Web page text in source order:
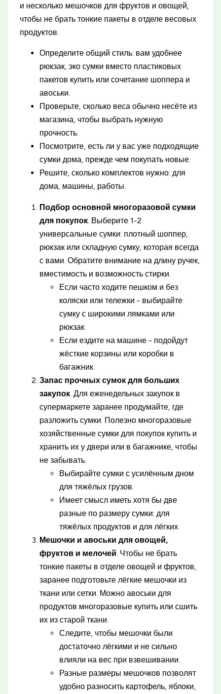
и несколько мешочков для фруктов и овощей,
чтобы не брать тонкие пакеты в отделе весовых
продуктов.
Определите общий стиль: вам удобнее
рюкзак, эко сумки вместо пластиковых
пакетов купить или сочетание шоппера и
авоськи.
Проверьте, сколько веса обычно несёте из
магазина, чтобы выбрать нужную
прочность.
Посмотрите, есть ли у вас уже подходящие
сумки дома, прежде чем покупать новые.
Решите, сколько комплектов нужно: для
дома, машины, работы.
Подбор основной многоразовой сумки
для покупок. Выберите 1-2
универсальные сумки: плотный шоппер,
рюкзак или складную сумку, которая всегда
с вами. Обратите внимание на длину ручек,
вместимость и возможность стирки.
Если часто ходите пешком и без
коляски или тележки - выбирайте
сумку с широкими лямками или
рюкзак.
Если ездите на машине - подойдут
жёсткие корзины или коробки в
багажник.
Запас прочных сумок для больших
закупок. Для еженедельных закупок в
супермаркете заранее продумайте, где
разложить сумки. Полезно многоразовые
хозяйственные сумки для покупок купить и
хранить их у двери или в багажнике, чтобы
не забывать.
Выбирайте сумки с усилённым дном
для тяжёлых грузов.
Имеет смысл иметь хотя бы две
разные по размеру сумки: для
тяжёлых продуктов и для лёгких.
Мешочки и авоськи для овощей,
фруктов и мелочей. Чтобы не брать
тонкие пакеты в отделе овощей и фруктов,
заранее подготовьте лёгкие мешочки из
ткани или сетки. Можно авоськи для
продуктов многоразовые купить или сшить
их из старой ткани.
Следите, чтобы мешочки были
достаточно лёгкими и не сильно
влияли на вес при взвешивании.
Разные размеры мешочков позволят
удобно разносить картофель, яблоки,